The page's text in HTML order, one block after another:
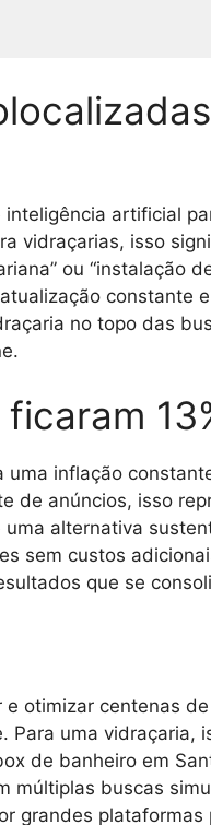
artificial
vidraçarias, isso
ou “instalação
constante
no topo das
inflação
de anúncios, isso
alternativa
sem custos
que se
otimizar centenas
uma vidraçaria,
de banheiro em
múltiplas buscas
grandes